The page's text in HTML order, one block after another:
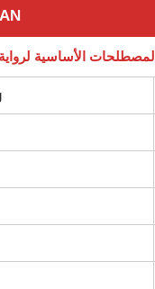
المصطلحات الأساسية